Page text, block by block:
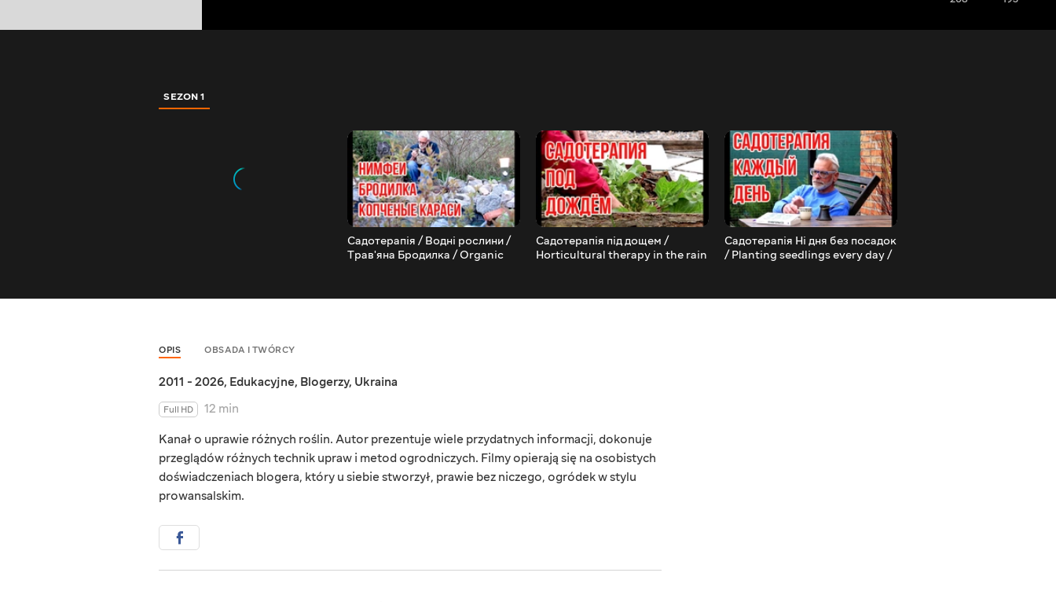
SEZON 1
Садотерапія / Водні рослини /
Трав'яна Бродилка / Organic
Садотерапія під дощем /
Horticultural therapy in the rain
Садотерапія Ні дня без посадок
/ Planting seedlings every day /
OPIS OBSADA I TWÓRCY
2011 - 2026, Edukacyjne, Blogerzy, Ukraina
Full HD
12 min
Kanał o uprawie różnych roślin. Autor prezentuje wiele przydatnych informacji, dokonuje
przeglądów różnych technik upraw i metod ogrodniczych. Filmy opierają się na osobistych
doświadczeniach blogera, który u siebie stworzył, prawie bez niczego, ogródek w stylu
prowansalskim.